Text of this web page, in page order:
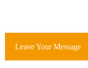
Leave Your Message